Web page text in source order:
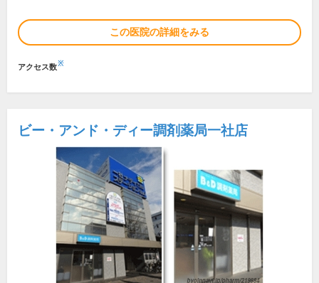
この医院の詳細をみる
アクセス数※
ビー・アンド・ディー調剤薬局一社店